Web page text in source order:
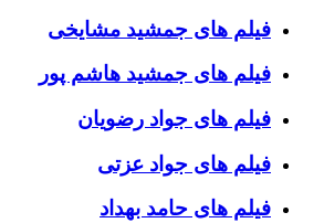
فیلم های جمشید مشایخی
فیلم های جمشید هاشم پور
فیلم های جواد رضویان
فیلم های جواد عزتی
فیلم های حامد بهداد